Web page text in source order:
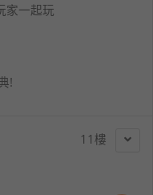
家一起玩
!
11